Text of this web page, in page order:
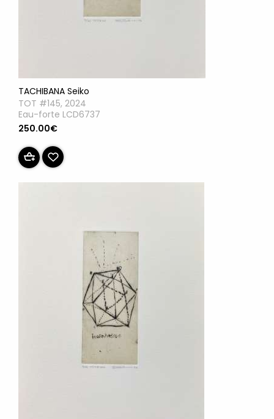
TACHIBANA Seiko
TOT #145, 2024
Eau-forte LCD6737
250.00€